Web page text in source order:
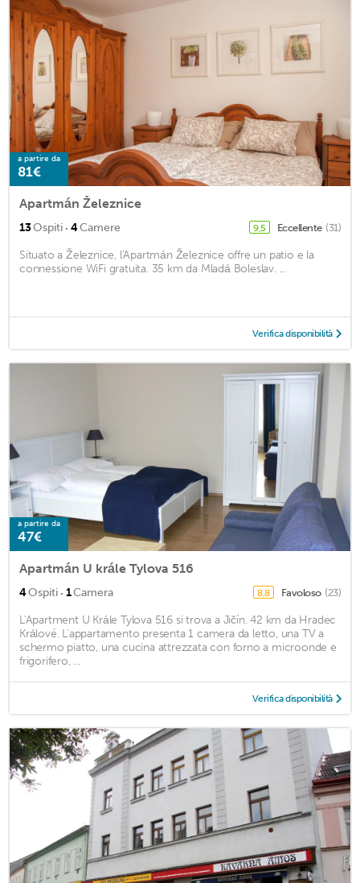
a partire da
81€
Apartmán Železnice
13Ospiti · 4Camere 9,5 Eccellente (31)
Situato a Železnice, l'Apartmán Železnice offre un patio e la
connessione WiFi gratuita. 35 km da Mladá Boleslav. ...
Verifica disponibilità
a partire da
47€
Apartmán U krále Tylova 516
4Ospiti · 1Camera 8,8 Favoloso (23)
L'Apartment U Krále Tylova 516 si trova a Jičín. 42 km da Hradec
Králové. L'appartamento presenta 1 camera da letto, una TV a
schermo piatto, una cucina attrezzata con forno a microonde e
frigorifero, ...
Verifica disponibilità